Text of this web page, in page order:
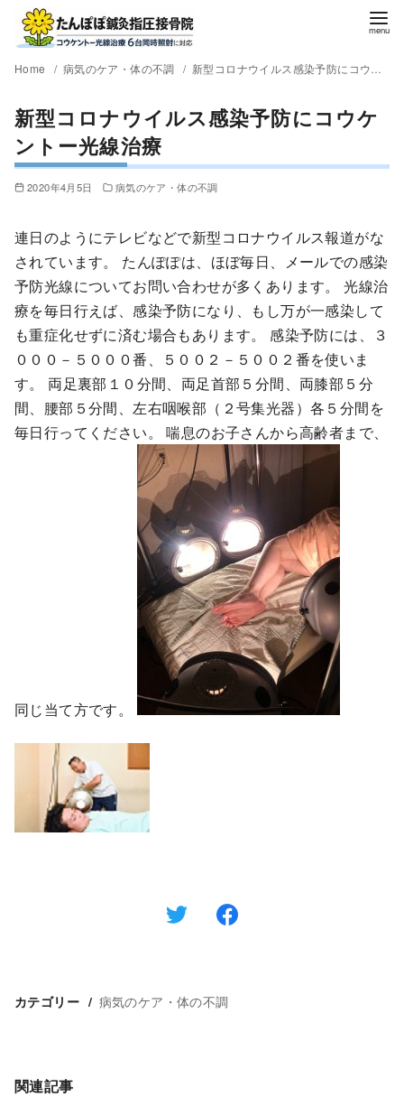
Home 病気のケア・体の不調 新型コロナウイルス感染予防にコウケントー光線治療
新型コロナウイルス感染予防にコウケ
ントー光線治療
2020年4月5日 病気のケア・体の不調
連日のようにテレビなどで新型コロナウイルス報道がな
されています。 たんぽぽは、ほぼ毎日、メールでの感染
予防光線についてお問い合わせが多くあります。 光線治
療を毎日行えば、感染予防になり、もし万が一感染して
も重症化せずに済む場合もあります。 感染予防には、３
０００－５０００番、５００２－５００２番を使いま
す。 両足裏部１０分間、両足首部５分間、両膝部５分
間、腰部５分間、左右咽喉部（２号集光器）各５分間を
毎日行ってください。 喘息のお子さんから高齢者まで、
同じ当て方です。
カテゴリー 病気のケア・体の不調
関連記事